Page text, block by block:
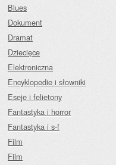
Blues
Dokument
Dramat
Dziecięce
Elektroniczna
Encyklopedie i słowniki
Eseje i felietony
Fantastyka i horror
Fantastyka i s-f
Film
Film